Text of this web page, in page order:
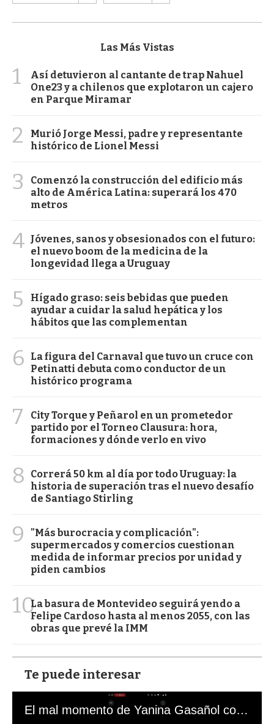
Las Más Vistas
1
Así detuvieron al cantante de trap Nahuel
One23 y a chilenos que explotaron un cajero
en Parque Miramar
2
Murió Jorge Messi, padre y representante
histórico de Lionel Messi
3
Comenzó la construcción del edificio más
alto de América Latina: superará los 470
metros
4 Jóvenes, sanos y obsesionados con el futuro:
el nuevo boom de la medicina de la
longevidad llega a Uruguay
5
Hígado graso: seis bebidas que pueden
ayudar a cuidar la salud hepática y los
hábitos que las complementan
6
La figura del Carnaval que tuvo un cruce con
Petinatti debuta como conductor de un
histórico programa
7
City Torque y Peñarol en un prometedor
partido por el Torneo Clausura: hora,
formaciones y dónde verlo en vivo
8
Correrá 50 km al día por todo Uruguay: la
historia de superación tras el nuevo desafío
de Santiago Stirling
9
"Más burocracia y complicación":
supermercados y comercios cuestionan
medida de informar precios por unidad y
piden cambios
10La basura de Montevideo seguirá yendo a
Felipe Cardoso hasta al menos 2055, con las
obras que prevé la IMM
Te puede interesar
El mal momento de Yanina Gasañol con un hincha argentino en "Subrayado"